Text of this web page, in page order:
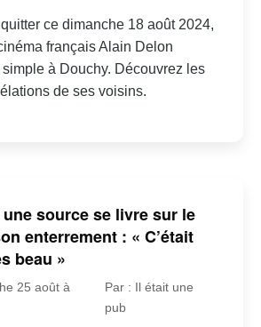
ce dimanche 18 août 2024,
français Alain Delon
à Douchy. Découvrez les
de ses voisins.
source se livre sur le
enterrement : « C’était
beau »
25 août à
Par : Il était une
pub